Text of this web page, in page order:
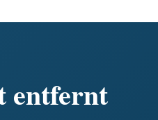
entfernt